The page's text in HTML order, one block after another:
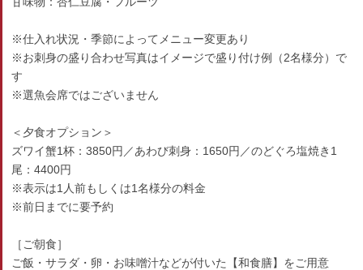
※仕入れ状況・季節によってメニュー変更あり
※お刺身の盛り合わせ写真はイメージで盛り付け例（2名様分）で
す
※選魚会席ではございません
＜夕食オプション＞
ズワイ蟹1杯：3850円／あわび刺身：1650円／のどぐろ塩焼き1
尾：4400円
※表示は1人前もしくは1名様分の料金
※前日までに要予約
［ご朝食］
ご飯・サラダ・卵・お味噌汁などが付いた【和食膳】をご用意